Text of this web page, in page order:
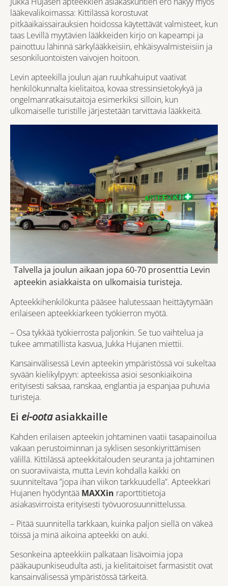
lääkevalikoimassa: Kittilässä korostuvat
pitkäaikaissairauksien hoidossa käytettävät valmisteet, kun
taas Levillä myytävien lääkkeiden kirjo on kapeampi ja
painottuu lähinnä särkylääkkeisiin, ehkäisyvalmisteisiin ja
sesonkiluontoisten vaivojen hoitoon.
Levin apteekilla joulun ajan ruuhkahuiput vaativat
henkilökunnalta kielitaitoa, kovaa stressinsietokykyä ja
ongelmanratkaisutaitoja esimerkiksi silloin, kun
ulkomaiselle turistille järjestetään tarvittavia lääkkeitä.
Talvella ja joulun aikaan jopa 60-70 prosenttia Levin
apteekin asiakkaista on ulkomaisia turisteja.
Apteekkihenkilökunta pääsee halutessaan heittäytymään
erilaiseen apteekkiarkeen työkierron myötä.
– Osa tykkää työkierrosta paljonkin. Se tuo vaihtelua ja
tukee ammatillista kasvua, Jukka Hujanen miettii.
Kansainvälisessä Levin apteekin ympäristössä voi sukeltaa
syvään kielikylpyyn: apteekissa asioi sesonkiaikoina
erityisesti saksaa, ranskaa, englantia ja espanjaa puhuvia
turisteja.
Ei ei-ootaasiakkaille
Kahden erilaisen apteekin johtaminen vaatii tasapainoilua
vakaan perustoiminnan ja syklisen sesonkiyrittämisen
välillä. Kittilässä apteekkitalouden seuranta ja johtaminen
on suoraviivaista, mutta Levin kohdalla kaikki on
suunniteltava ”jopa ihan viikon tarkkuudella”. Apteekkari
Hujanen hyödyntää MAXXin raporttitietoja
asiakasvirroista erityisesti työvuorosuunnittelussa.
– Pitää suunnitella tarkkaan, kuinka paljon siellä on väkeä
töissä ja minä aikoina apteekki on auki.
Sesonkeina apteekkiin palkataan lisävoimia jopa
pääkaupunkiseudulta asti, ja kielitaitoiset farmasistit ovat
kansainvälisessä ympäristössä tärkeitä.